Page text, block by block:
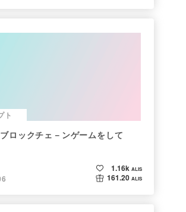
ト
ロックチェ－ンゲームをして
1.16k ALIS
161.20 ALIS